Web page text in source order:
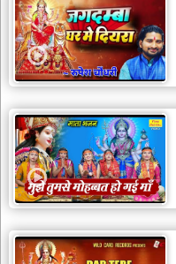
रानी
सती
दादी
भजन
rani
dadi
bhajans
बावा
लाल
दयाल
भजन
lal
dayal
bhajans